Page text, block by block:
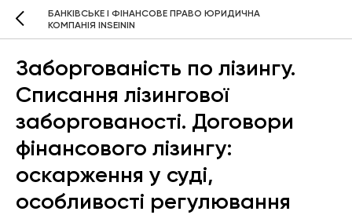
БАНКІВСЬКЕ І ФІНАНСОВЕ ПРАВО ЮРИДИЧНА
КОМПАНІЯ INSEININ
Заборгованість по лізингу.
Списання лізингової
заборгованості. Договори
фінансового лізингу:
оскарження у суді,
особливості регулювання